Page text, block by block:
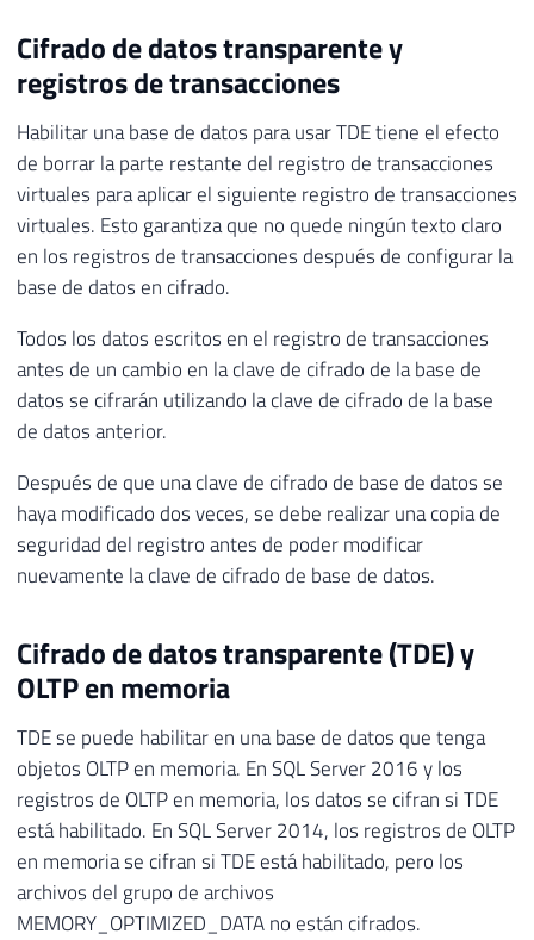
Cifrado de datos transparente y
registros de transacciones
Habilitar una base de datos para usar TDE tiene el efecto
de borrar la parte restante del registro de transacciones
virtuales para aplicar el siguiente registro de transacciones
virtuales. Esto garantiza que no quede ningún texto claro
en los registros de transacciones después de configurar la
base de datos en cifrado.
Todos los datos escritos en el registro de transacciones
antes de un cambio en la clave de cifrado de la base de
datos se cifrarán utilizando la clave de cifrado de la base
de datos anterior.
Después de que una clave de cifrado de base de datos se
haya modificado dos veces, se debe realizar una copia de
seguridad del registro antes de poder modificar
nuevamente la clave de cifrado de base de datos.
Cifrado de datos transparente (TDE) y
OLTP en memoria
TDE se puede habilitar en una base de datos que tenga
objetos OLTP en memoria. En SQL Server 2016 y los
registros de OLTP en memoria, los datos se cifran si TDE
está habilitado. En SQL Server 2014, los registros de OLTP
en memoria se cifran si TDE está habilitado, pero los
archivos del grupo de archivos
MEMORY_OPTIMIZED_DATA no están cifrados.